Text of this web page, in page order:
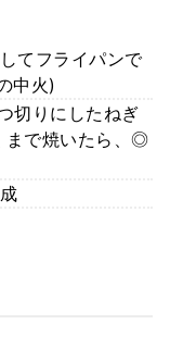
てフライパンで
中火)
切りにしたねぎ
まで焼いたら、◎